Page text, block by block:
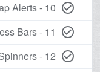
check_circle_outline
10 - Bootstrap Alerts
check_circle_outline
11 - Bootstrap Progress Bars
check_circle_outline
12 - Bootstrap Spinners